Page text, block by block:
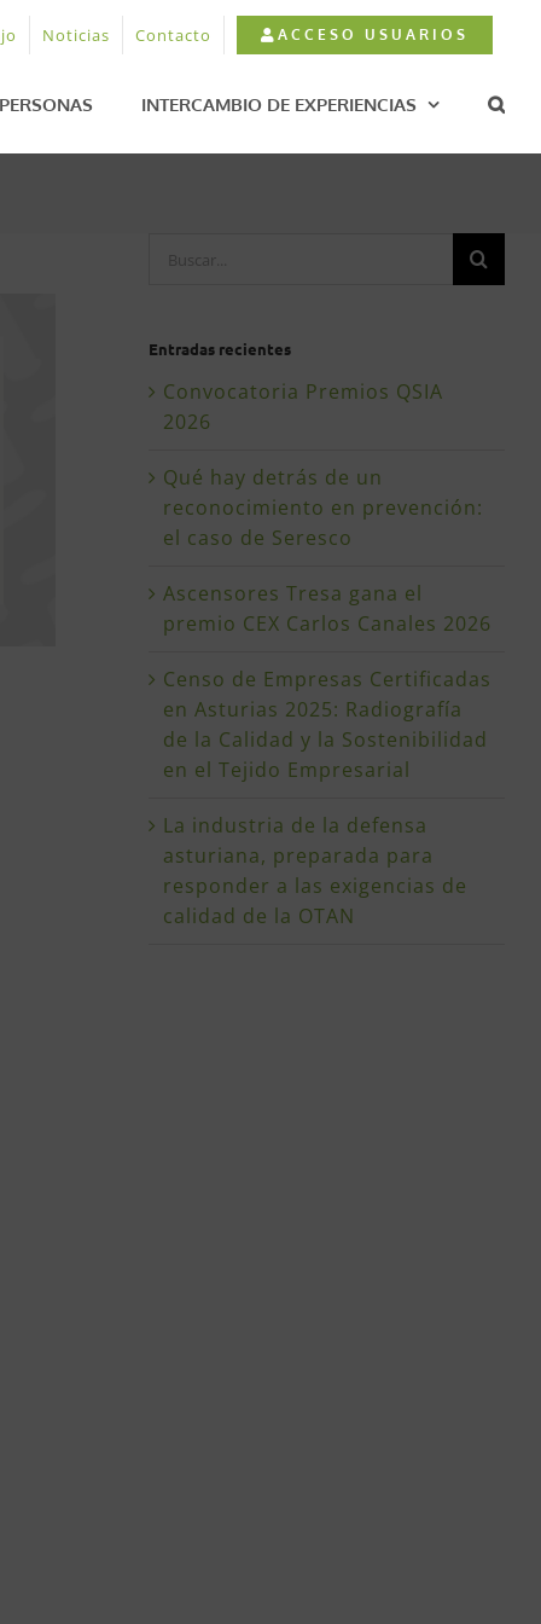
Noticias Contacto ACCESO USUARIOS
PERSONAS INTERCAMBIO DE EXPERIENCIAS
Entradas recientes
Convocatoria Premios QSIA
2026
Qué hay detrás de un
reconocimiento en prevención:
el caso de Seresco
Ascensores Tresa gana el
premio CEX Carlos Canales 2026
Censo de Empresas Certificadas
en Asturias 2025: Radiografía
de la Calidad y la Sostenibilidad
en el Tejido Empresarial
La industria de la defensa
asturiana, preparada para
responder a las exigencias de
calidad de la OTAN